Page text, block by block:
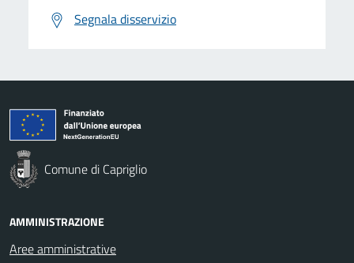
Segnala disservizio
Comune di Capriglio
AMMINISTRAZIONE
Aree amministrative